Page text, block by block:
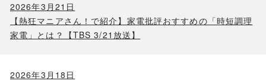
2026年3月21日
【熱狂マニアさん！で紹介】家電批評おすすめの「時短調理
家電」とは？【TBS 3/21放送】
2026年3月18日